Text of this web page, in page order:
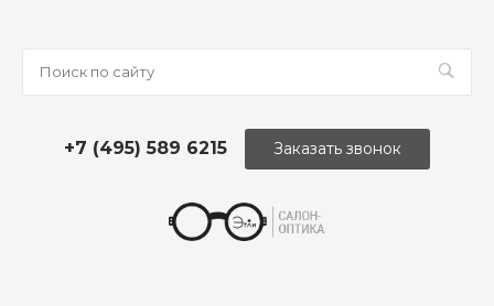
+7 (495) 589 6215 Заказать звонок